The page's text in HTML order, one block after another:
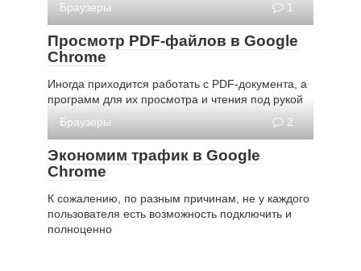
Браузеры
1
Просмотр PDF-файлов в Google
Chrome
Иногда приходится работать с PDF-документа, а
программ для их просмотра и чтения под рукой
Браузеры
2
Экономим трафик в Google
Chrome
К сожалению, по разным причинам, не у каждого
пользователя есть возможность подключить и
полноценно